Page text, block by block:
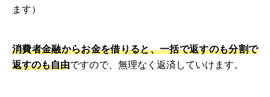
ます）
消費者金融からお金を借りると、一括で返すのも分割で
返すのも自由ですので、無理なく返済していけます。